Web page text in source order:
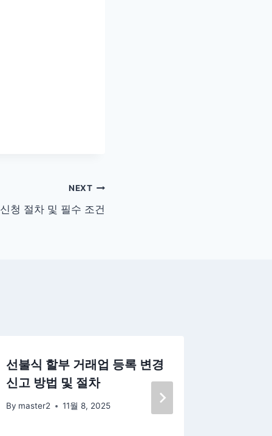
NEXT
청 절차 및 필수 조건
선불식 할부 거래업 등록 변경
신고 방법 및 절차
By master2 11월 8, 2025